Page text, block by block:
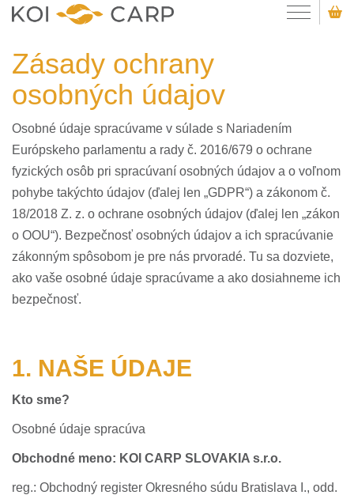
Zásady ochrany
osobných údajov
Osobné údaje spracúvame v súlade s Nariadením
Európskeho parlamentu a rady č. 2016/679 o ochrane
fyzických osôb pri spracúvaní osobných údajov a o voľnom
pohybe takýchto údajov (ďalej len „GDPR“) a zákonom č.
18/2018 Z. z. o ochrane osobných údajov (ďalej len „zákon
o OOU“). Bezpečnosť osobných údajov a ich spracúvanie
zákonným spôsobom je pre nás prvoradé. Tu sa dozviete,
ako vaše osobné údaje spracúvame a ako dosiahneme ich
bezpečnosť.
1. NAŠE ÚDAJE
Kto sme?
Osobné údaje spracúva
Obchodné meno: KOI CARP SLOVAKIA s.r.o.
reg.: Obchodný register Okresného súdu Bratislava I., odd.